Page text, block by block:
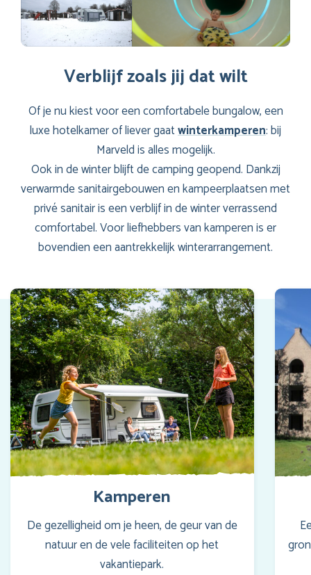
Verblijf zoals jij dat wilt
Of je nu kiest voor een comfortabele bungalow, een
luxe hotelkamer of liever gaatwinterkamperen: bij
Marveld is alles mogelijk.
Ook in de winter blijft de camping geopend. Dankzij
verwarmde sanitairgebouwen en kampeerplaatsen met
privé sanitair is een verblijf in de winter verrassend
comfortabel. Voor liefhebbers van kamperen is er
bovendien een aantrekkelijk winterarrangement.
Kamperen
De gezelligheid om je heen, de geur van de
natuur en de vele faciliteiten op het
vakantiepark.